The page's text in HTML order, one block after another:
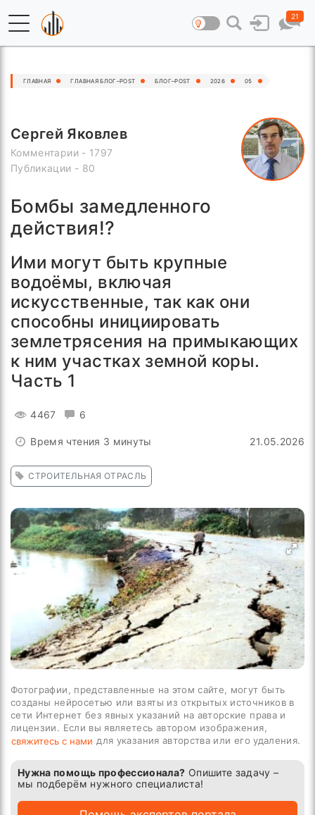
21
ГЛАВНАЯ ГЛАВНАЯ БЛОГ–POST БЛОГ–POST 2026 05
Сергей Яковлев
Комментарии - 1797
Публикации - 80
Бомбы замедленного
действия!?
Ими могут быть крупные
водоёмы, включая
искусственные, так как они
способны инициировать
землетрясения на примыкающих
к ним участках земной коры.
Часть 1
4467 6
Время чтения 3 минуты 21.05.2026
СТРОИТЕЛЬНАЯ ОТРАСЛЬ
Фотографии, представленные на этом сайте, могут быть
созданы нейросетью или взяты из открытых источников в
сети Интернет без явных указаний на авторские права и
лицензии. Если вы являетесь автором изображения,
свяжитесь с нами для указания авторства или его удаления.
Нужна помощь профессионала? Опишите задачу –
мы подберём нужного специалиста!